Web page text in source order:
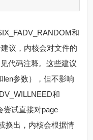
和
议，内核会对文件的
代码注释。这些建议
len参数），但不影响
和
尝试直接对page
换出，内核会根据情